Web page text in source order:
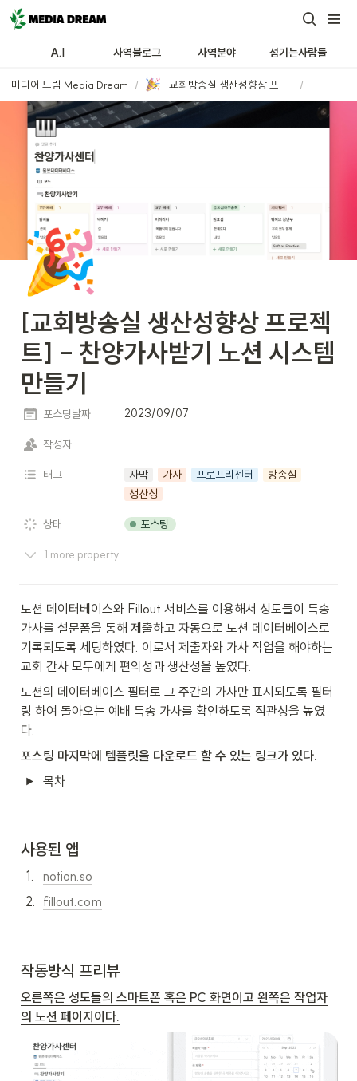
A.I 사역블로그 사역분야 섬기는사람들
미디어 드림 Media Dream / [교회방송실 생산성향상 프로젝트] - 찬양가사받기 노션 시스템 만들기 /
🎉
[교회방송실 생산성향상 프로젝
트] - 찬양가사받기 노션 시스템
만들기
포스팅날짜 2023/09/07
작성자
태그 자막 가사 프로프리젠터
방송실
생산성
상태 포스팅
1 more property
노션 데이터베이스와 Fillout 서비스를 이용해서 성도들이 특송
가사를 설문폼을 통해 제출하고 자동으로 노션 데이터베이스로
기록되도록 세팅하였다. 이로서 제출자와 가사 작업을 해야하는
교회 간사 모두에게 편의성과 생산성을 높였다.
노션의 데이터베이스 필터로 그 주간의 가사만 표시되도록 필터
링 하여 돌아오는 예배 특송 가사를 확인하도록 직관성을 높였
다.
포스팅 마지막에 템플릿을 다운로드 할 수 있는 링크가 있다.
목차
사용된 앱
1 .
notion.so
2. fillout.com
작동방식 프리뷰
오른쪽은 성도들의 스마트폰 혹은 PC 화면이고 왼쪽은 작업자
의 노션 페이지이다.